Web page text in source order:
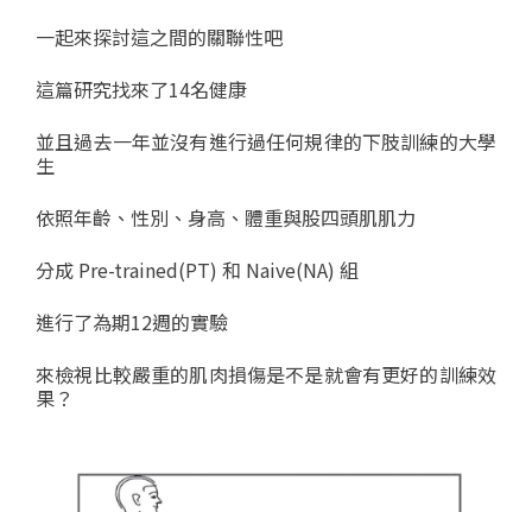
一起來探討這之間的關聯性吧
這篇研究找來了14名健康
並且過去一年並沒有進行過任何規律的下肢訓練的大學
生
依照年齡、性別、身高、體重與股四頭肌肌力
分成 Pre-trained(PT) 和 Naive(NA) 組
進行了為期12週的實驗
來檢視比較嚴重的肌肉損傷是不是就會有更好的訓練效
果？